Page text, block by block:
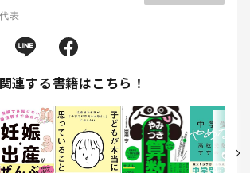
表
連する書籍はこちら！